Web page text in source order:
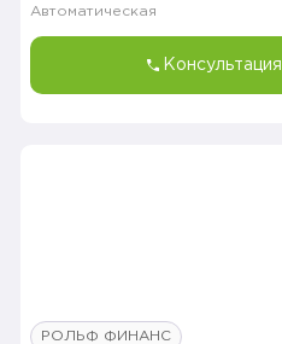
Автоматическая
Консультация
РОЛЬФ ФИНАНС